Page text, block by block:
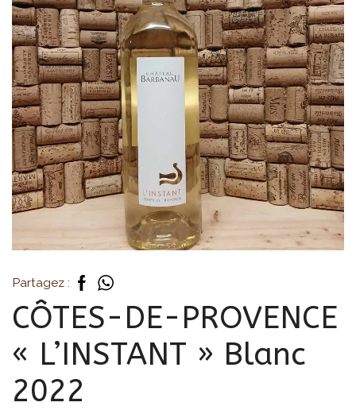
Partagez :
CÔTES-DE-PROVENCE
« L’INSTANT » Blanc
2022